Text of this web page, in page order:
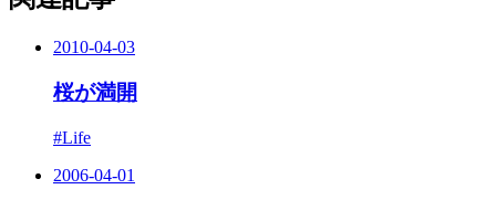
2010-04-03
桜が満開
#Life
2006-04-01